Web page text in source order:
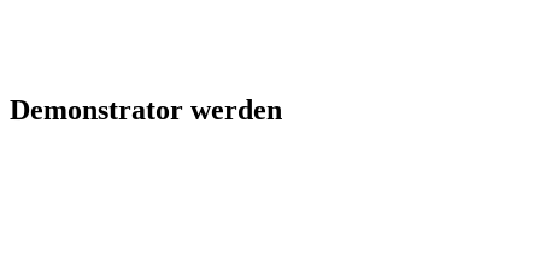
Demonstrator werden